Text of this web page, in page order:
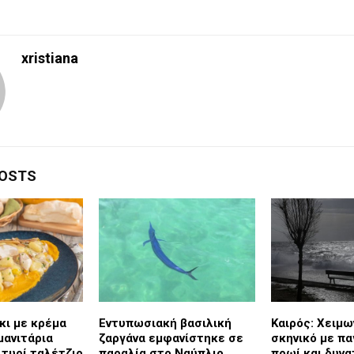
xristiana
με κρέμα
Εντυπωσιακή βασιλική
ζαργάνα εμφανίστηκε σε
Καιρός:
σκηνικό με